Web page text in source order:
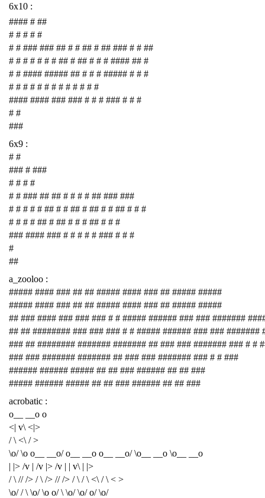
6x10 :
#### # ##
# # # # #
# # ### ### ## # # ## # ## ### # # ##
# # # # # # # ## # ## # # # #### ## #
# # #### ##### ## # # # ##### # # #
# # # # # # # # # # # # #
#### #### ### ### # # # ### # # #
# #
###
6x9 :
# #
### # ###
# # # #
# # ### ## ## # # # # ## ### ###
# # # # # ## # # ## # ## # # ## # # #
# # # # ## # ## # # # ## # # #
### #### ### # # # # # ### # # #
#
##
a_zooloo :
##### #### ### ## ## ##### #### ### ## ##### #####
##### #### ### ## ## ##### #### ### ## ##### #####
## ### #### ### ### ### # # ##### ###### ### ### #######
## ## ######## ### ### ### # # ##### ###### ### ### #######
### ## ######## ####### ####### ## ### ### ####### ### # #
### ### ####### ####### ## ### ### ####### ### # # ###
###### ###### ##### ## ## ### ###### ## ## ###
##### ###### ##### ## ## ### ###### ## ## ###
acrobatic :
o__ __o o
<| v\ <|>
/ \ <\ / >
\o/ \o o__ __o/ o__ __o o__ __o/ \o__ __o \o__ __o
| |> /v | /v |> /v | | v\ | |>
/ \ // /> / \ /> // /> / \ / \ <\ / \ < >
\o/ / \ \o/ \o o/ \ \o/ \o/ o/ \o/